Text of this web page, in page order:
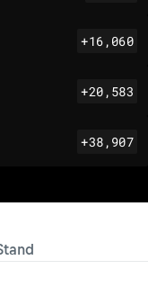
+16,060
+20,583
+38,907